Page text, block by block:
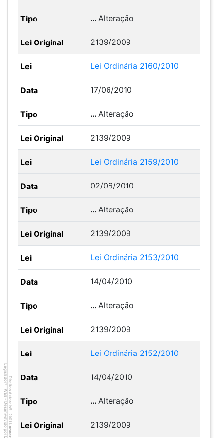
…Alteração
2139/2009
Lei Ordinária 2160/2010
17/06/2010
…Alteração
2139/2009
Lei Ordinária 2159/2010
02/06/2010
…Alteração
2139/2009
Lei Ordinária 2153/2010
14/04/2010
…Alteração
2139/2009
Lei Ordinária 2152/2010
14/04/2010
…Alteração
2139/2009
Direitos Autorais
©
2001
Lancer
Legislador
®
WEB - Desenvolvido por